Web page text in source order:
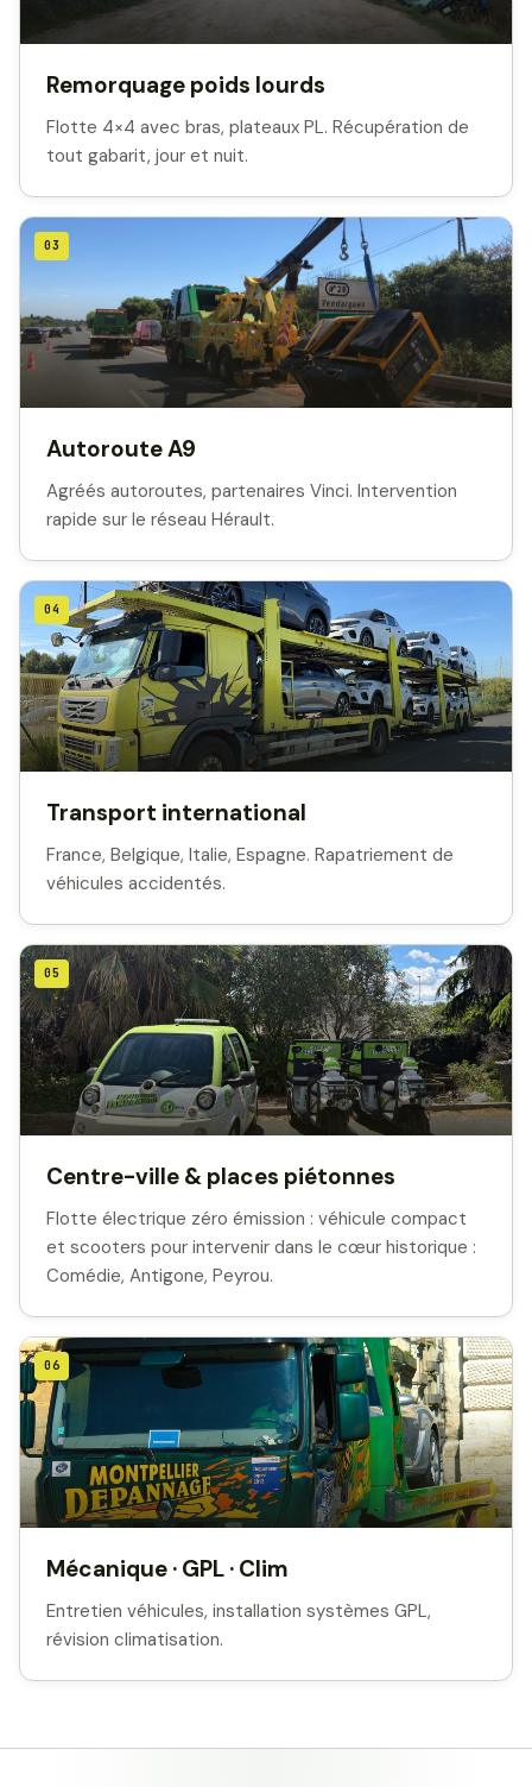
Remorquage poids lourds
Flotte 4×4 avec bras, plateaux PL. Récupération de
tout gabarit, jour et nuit.
03
Autoroute A9
Agréés autoroutes, partenaires Vinci. Intervention
rapide sur le réseau Hérault.
04
Transport international
France, Belgique, Italie, Espagne. Rapatriement de
véhicules accidentés.
05
Centre-ville & places piétonnes
Flotte électrique zéro émission : véhicule compact
et scooters pour intervenir dans le cœur historique :
Comédie, Antigone, Peyrou.
06
Mécanique · GPL · Clim
Entretien véhicules, installation systèmes GPL,
révision climatisation.